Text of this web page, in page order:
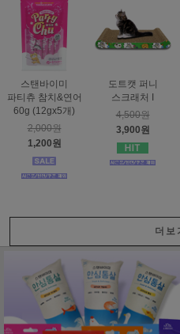
스탠바이미
파티츄 참치&연어
60g (12gx5개)
2,000원
1,200원
도트캣 퍼니
스크래처 I
4,500원
3,900원
더보